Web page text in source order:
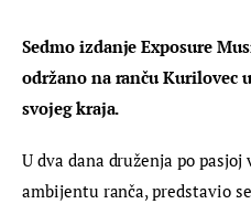
Sedmo izdanje Exposure
održano na ranču Kurilovec
svojeg kraja.
U dva dana druženja po
ambijentu ranča, predstavio